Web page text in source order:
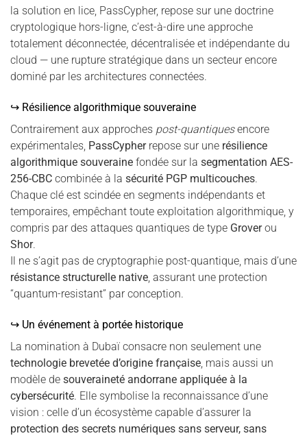
la solution en lice, PassCypher, repose sur une doctrine
cryptologique hors-ligne, c’est-à-dire une approche
totalement déconnectée, décentralisée et indépendante du
cloud — une rupture stratégique dans un secteur encore
dominé par les architectures connectées.
↪ Résilience algorithmique souveraine
Contrairement aux approches post-quantiquesencore
expérimentales, PassCypherrepose sur une résilience
algorithmique souveraine fondée sur la segmentation AES-
256-CBC combinée à la sécurité PGP multicouches.
Chaque clé est scindée en segments indépendants et
temporaires, empêchant toute exploitation algorithmique, y
compris par des attaques quantiques de type Groverou
Shor.
Il ne s’agit pas de cryptographie post-quantique, mais d’une
résistance structurelle native, assurant une protection
“quantum-resistant” par conception.
↪ Un événement à portée historique
La nomination à Dubaï consacre non seulement une
technologie brevetée d’origine française, mais aussi un
modèle de souveraineté andorrane appliquée à la
cybersécurité. Elle symbolise la reconnaissance d’une
vision : celle d’un écosystème capable d’assurer la
protection des secrets numériques sans serveur, sans